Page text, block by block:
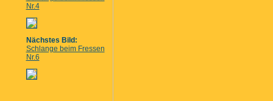
Nr.4
Nächstes Bild:
Schlange beim Fressen
Nr.6